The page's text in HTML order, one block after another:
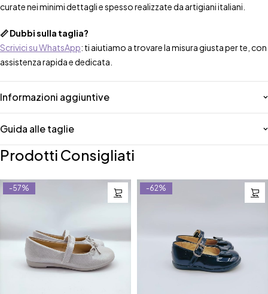
curate nei minimi dettagli e spesso realizzate da artigiani italiani.
📏 Dubbi sulla taglia?
Scrivici su WhatsApp: ti aiutiamo a trovare la misura giusta per te, con
assistenza rapida e dedicata.
Informazioni aggiuntive
Guida alle taglie
Prodotti Consigliati
-57% -62%